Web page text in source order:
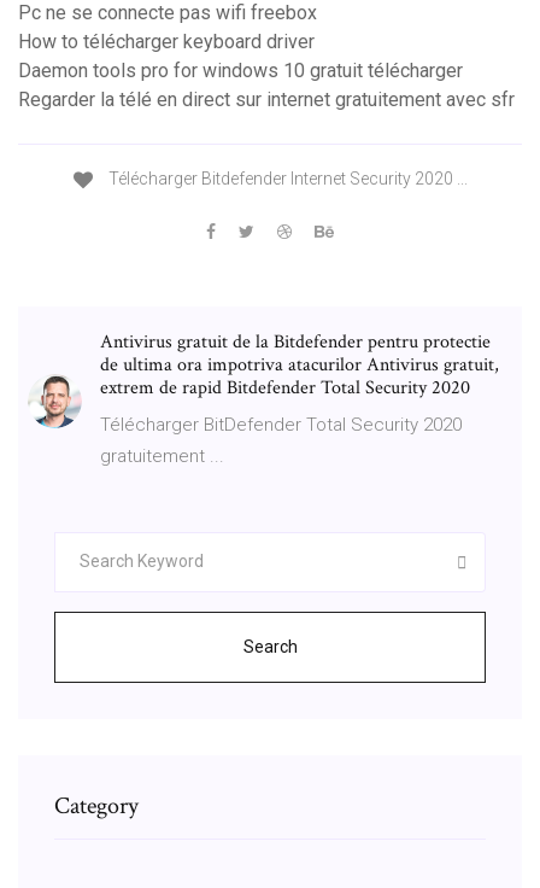
Pc ne se connecte pas wifi freebox
How to télécharger keyboard driver
Daemon tools pro for windows 10 gratuit télécharger
Regarder la télé en direct sur internet gratuitement avec sfr
Télécharger Bitdefender Internet Security 2020 ...
Antivirus gratuit de la Bitdefender pentru protectie
de ultima ora impotriva atacurilor Antivirus gratuit,
extrem de rapid Bitdefender Total Security 2020
Télécharger BitDefender Total Security 2020
gratuitement ...
Search
Category